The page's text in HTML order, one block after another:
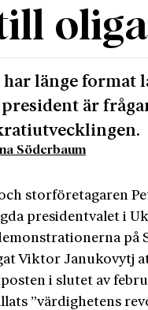
länge format
är
Söderbaum
storföretagaren
presidentvalet i
på
Viktor Janukovytj
i slutet av
”värdighetens